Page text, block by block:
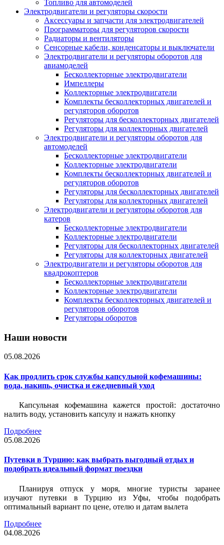
Топливо для автомоделей
Электродвигатели и регуляторы скорости
Аксессуары и запчасти для электродвигателей
Программаторы для регуляторов скорости
Радиаторы и вентиляторы
Сенсорные кабели, конденсаторы и выключатели
Электродвигатели и регуляторы оборотов для
авиамоделей
Бесколлекторные электродвигатели
Импеллеры
Коллекторные электродвигатели
Комплекты бесколлекторных двигателей и
регуляторов оборотов
Регуляторы для бесколлекторных двигателей
Регуляторы для коллекторных двигателей
Электродвигатели и регуляторы оборотов для
автомоделей
Бесколлекторные электродвигатели
Коллекторные электродвигатели
Комплекты бесколлекторных двигателей и
регуляторов оборотов
Регуляторы для бесколлекторных двигателей
Регуляторы для коллекторных двигателей
Электродвигатели и регуляторы оборотов для
катеров
Бесколлекторные электродвигатели
Коллекторные электродвигатели
Регуляторы для бесколлекторных двигателей
Регуляторы для коллекторных двигателей
Электродвигатели и регуляторы оборотов для
квадрокоптеров
Бесколлекторные электродвигатели
Коллекторные электродвигатели
Комплекты бесколлекторных двигателей и
регуляторов оборотов
Регуляторы оборотов
Наши новости
05.08.2026
Как продлить срок службы капсульной кофемашины:
вода, накипь, очистка и ежедневный уход
Капсульная кофемашина кажется простой: достаточно
налить воду, установить капсулу и нажать кнопку
Подробнее
05.08.2026
Путевки в Турцию: как выбрать выгодный отдых и
подобрать идеальный формат поездки
Планируя отпуск у моря, многие туристы заранее
изучают путевки в Турцию из Уфы, чтобы подобрать
оптимальный вариант по цене, отелю и датам вылета
Подробнее
04.08.2026